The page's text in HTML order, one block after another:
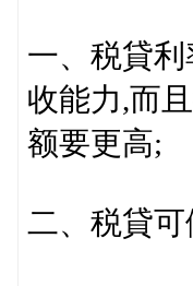
一、税貸
收能力,而
额要更高;
二、税貸